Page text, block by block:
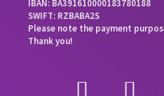
IBAN: BA391610000183780188
SWIFT: RZBABA2S
Please note the payment
Thank you!